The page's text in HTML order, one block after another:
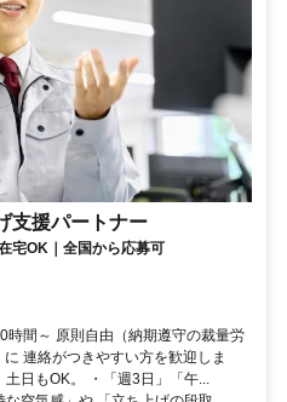
支援パートナー
宅OK｜全国から応募可
時間～ 原則自由（納期遵守の裁量労
連絡がつきやすい方を歓迎しま
日もOK。 ・「週3日」「午...